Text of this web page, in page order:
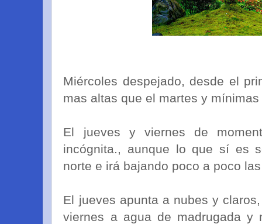
Miércoles despejado, desde el
mas altas que el martes y
El jueves y viernes de
incógnita., aunque lo que sí es
norte e irá bajando poco a poco
El jueves apunta a nubes y
viernes a agua de madrugada y